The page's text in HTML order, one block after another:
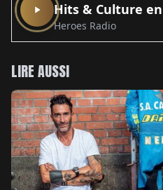
Hits & Culture
Heroes Radio
LIRE AUSSI